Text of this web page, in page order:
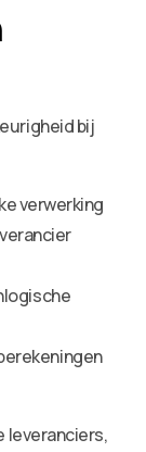
bij
verwerking
leveranciers,